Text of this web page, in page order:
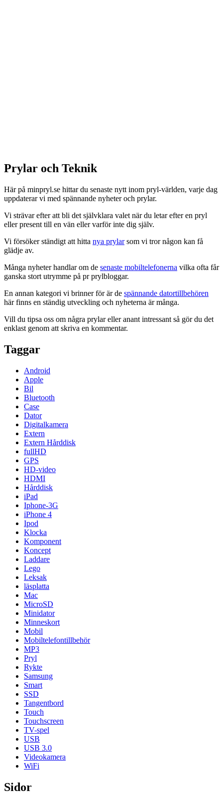
Prylar och Teknik
Här på minpryl.se hittar du senaste nytt inom pryl-världen, varje dag
uppdaterar vi med spännande nyheter och prylar.
Vi strävar efter att bli det självklara valet när du letar efter en pryl
eller present till en vän eller varför inte dig själv.
Vi försöker ständigt att hitta nya prylarsom vi tror någon kan få
glädje av.
Många nyheter handlar om de senaste mobiltelefonerna vilka ofta får
ganska stort utrymme på pr prylbloggar.
En annan kategori vi brinner för är de spännande datortillbehören
här finns en ständig utveckling och nyheterna är många.
Vill du tipsa oss om några prylar eller anant intressant så gör du det
enklast genom att skriva en kommentar.
Taggar
Android
Apple
Bil
Bluetooth
Case
Dator
Digitalkamera
Extern
Extern Hårddisk
fullHD
GPS
HD-video
HDMI
Hårddisk
iPad
Iphone-3G
iPhone 4
Ipod
Klocka
Komponent
Koncept
Laddare
Lego
Leksak
läsplatta
Mac
MicroSD
Minidator
Minneskort
Mobil
Mobiltelefontillbehör
MP3
Pryl
Rykte
Samsung
Smart
SSD
Tangentbord
Touch
Touchscreen
TV-spel
USB
USB 3.0
Videokamera
WiFi
Sidor